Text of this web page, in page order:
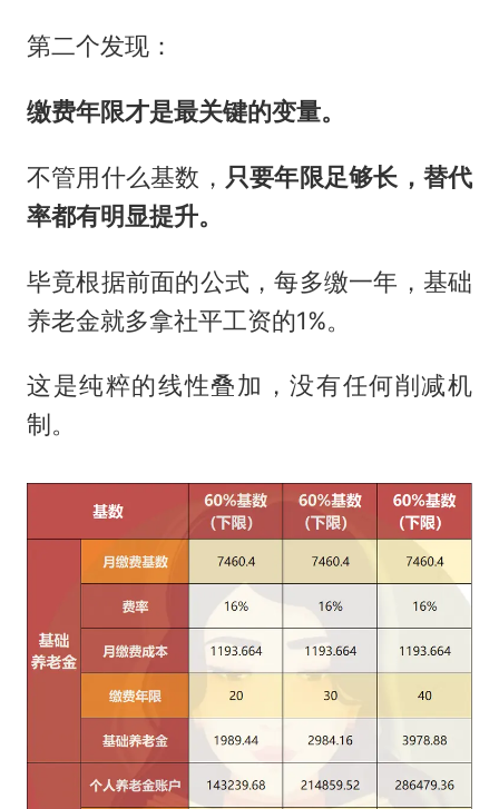
第二个发现：
缴费年限才是最关键的变量。
不管用什么基数， 只要年限足够长，替代
率都有明显提升。
毕竟根据前面的公式，每多缴一年，基础
养老金就多拿社平工资的1%。
这是纯粹的线性叠加，没有任何削减机
制。